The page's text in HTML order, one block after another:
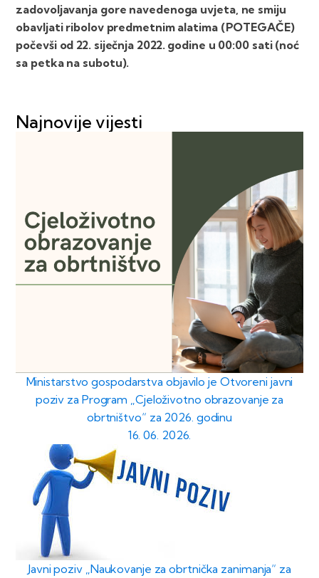
zadovoljavanja gore navedenoga uvjeta, ne smiju
obavljati ribolov predmetnim alatima (POTEGAČE)
počevši od 22. siječnja 2022. godine u 00:00 sati (noć
sa petka na subotu).
Najnovije vijesti
Ministarstvo gospodarstva objavilo je Otvoreni javni
poziv za Program „Cjeloživotno obrazovanje za
obrtništvo“ za 2026. godinu
16. 06. 2026.
Javni poziv „Naukovanje za obrtnička zanimanja“ za